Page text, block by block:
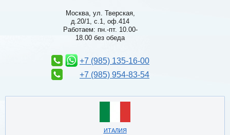
Москва, ул. Тверская,
д.20/1, с.1, оф.414
Работаем: пн.-пт. 10.00-
18.00 без обеда
+7 (985) 135-16-00
+7 (985) 954-83-54
ИТАЛИЯ